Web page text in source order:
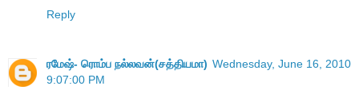
Reply
ரமேஷ்- ரொம்ப நல்லவன்(சத்தியமா) Wednesday, June 16, 2010
9:07:00 PM